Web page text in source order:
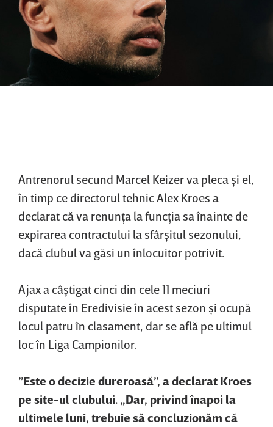
Antrenorul secund Marcel Keizer va pleca şi el,
în timp ce directorul tehnic Alex Kroes a
declarat că va renunţa la funcţia sa înainte de
expirarea contractului la sfârşitul sezonului,
dacă clubul va găsi un înlocuitor potrivit.
Ajax a câştigat cinci din cele 11 meciuri
disputate în Eredivisie în acest sezon şi ocupă
locul patru în clasament, dar se află pe ultimul
loc în Liga Campionilor.
”Este o decizie dureroasă”, a declarat Kroes
pe site-ul clubului. „Dar, privind înapoi la
ultimele luni, trebuie să concluzionăm că